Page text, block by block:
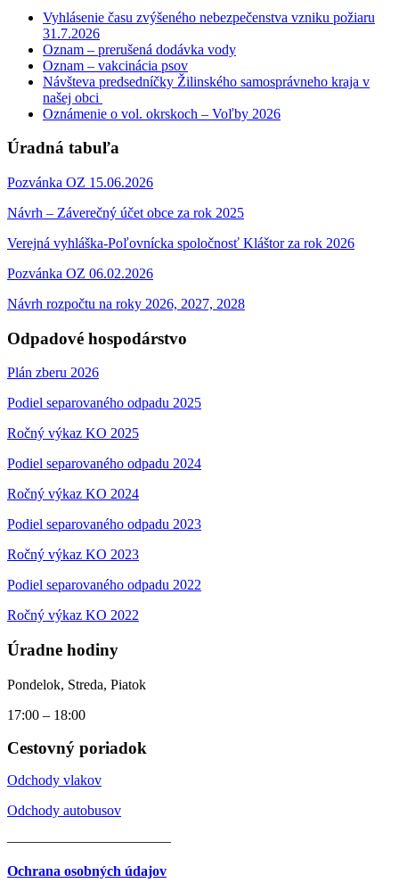
Vyhlásenie času zvýšeného nebezpečenstva vzniku požiaru
31.7.2026
Oznam – prerušená dodávka vody
Oznam – vakcinácia psov
Návšteva predsedníčky Žilinského samosprávneho kraja v
našej obci
Oznámenie o vol. okrskoch – Voľby 2026
Úradná tabuľa
Pozvánka OZ 15.06.2026
Návrh – Záverečný účet obce za rok 2025
Verejná vyhláška-Poľovnícka spoločnosť Kláštor za rok 2026
Pozvánka OZ 06.02.2026
Návrh rozpočtu na roky 2026, 2027, 2028
Odpadové hospodárstvo
Plán zberu 2026
Podiel separovaného odpadu 2025
Ročný výkaz KO 2025
Podiel separovaného odpadu 2024
Ročný výkaz KO 2024
Podiel separovaného odpadu 2023
Ročný výkaz KO 2023
Podiel separovaného odpadu 2022
Ročný výkaz KO 2022
Úradne hodiny
Pondelok, Streda, Piatok
17:00 – 18:00
Cestovný poriadok
Odchody vlakov
Odchody autobusov
———————————–
Ochrana osobných údajov